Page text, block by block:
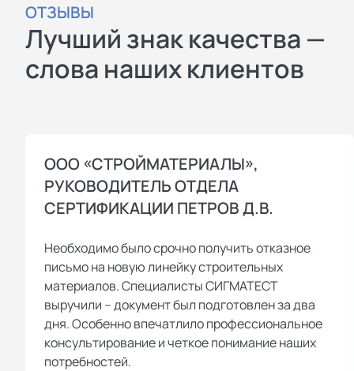
ОТЗЫВЫ
Лучший знак качества —
слова наших клиентов
ООО «СТРОЙМАТЕРИАЛЫ»,
РУКОВОДИТЕЛЬ ОТДЕЛА
СЕРТИФИКАЦИИ ПЕТРОВ Д.В.
Необходимо было срочно получить отказное
письмо на новую линейку строительных
материалов. Специалисты СИГМАТЕСТ
выручили – документ был подготовлен за два
дня. Особенно впечатлило профессиональное
консультирование и четкое понимание наших
потребностей.